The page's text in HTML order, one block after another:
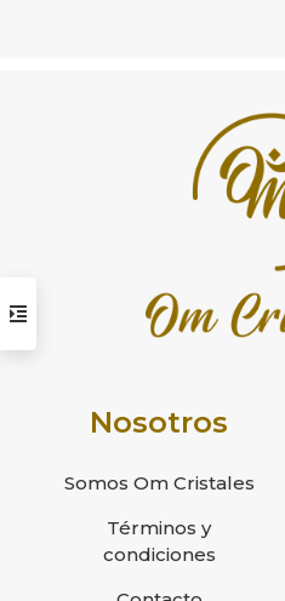
Nosotros
Somos Om Cristales
Términos y
condiciones